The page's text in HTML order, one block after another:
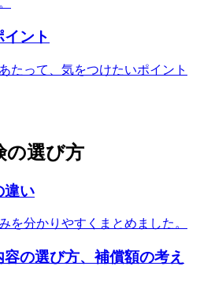
ント
たって、気をつけたいポイント
の選び方
違い
を分かりやすくまとめました。
の選び方、補償額の考え